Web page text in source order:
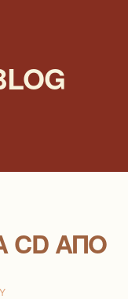
CD ΑΠΟ